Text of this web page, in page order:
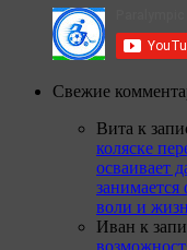
Свежие
Вита к
коляске
осваивает
воли и
Иван к